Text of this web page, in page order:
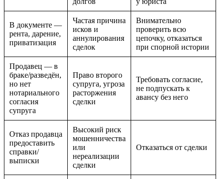
В документе —
рента, дарение,
приватизация
Частая причина
исков и
аннулирования
сделок
Внимательно
проверить всю
цепочку, отказаться
при спорной истории
Продавец — в
браке/разведён,
но нет
нотариального
согласия
супруга
Право второго
супруга, угроза
расторжения
сделки
Требовать согласие,
не подпускать к
авансу без него
Отказ продавца
предоставить
справки/
выписки
Высокий риск
мошенничества
или
нереализации
сделки
Отказаться от сделки